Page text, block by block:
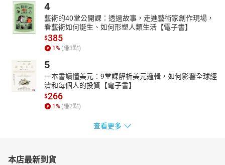
4
藝術的40堂公開課：透過故事，走進藝術家創作現場，
看藝術如何誕生、如何形塑人類生活【電子書】
$385
1 % (賺3點)
5
一本書讀懂美元：9堂課解析美元邏輯，如何影響全球經
濟和每個人的投資【電子書】
$266
1 % (賺2點)
查看更多
本店最新到貨